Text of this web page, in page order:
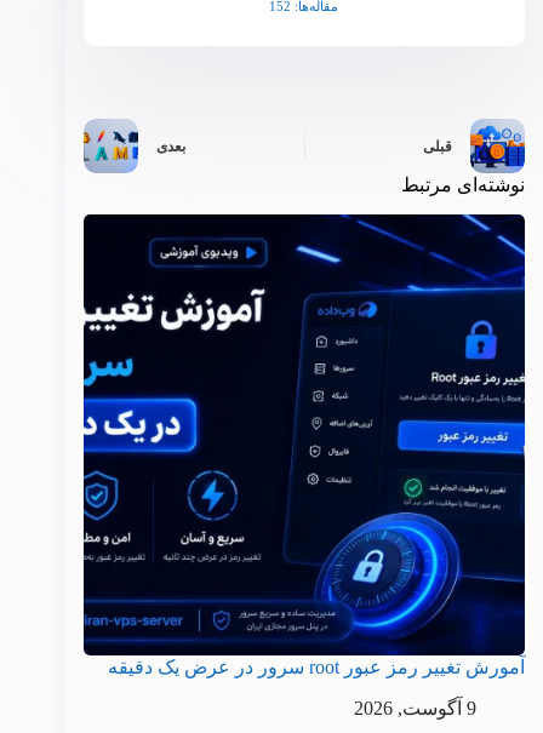
مقاله‌ها: 152
قبلی بعدی
نوشته‌ای مرتبط
آمورش تغییر رمز عبور root سرور در عرض یک دقیقه
9 آگوست, 2026